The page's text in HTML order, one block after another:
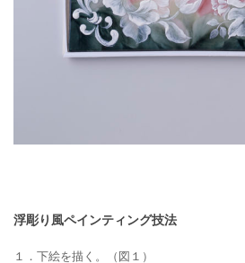
浮彫り風ペインティング技法
１．下絵を描く。（図１）